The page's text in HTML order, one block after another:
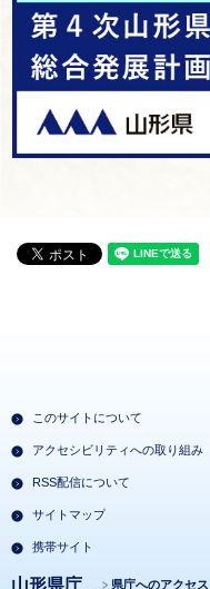
このサイトについて
アクセシビリティへの取り組み
RSS配信について
サイトマップ
携帯サイト
山形県庁 県庁へのアクセス